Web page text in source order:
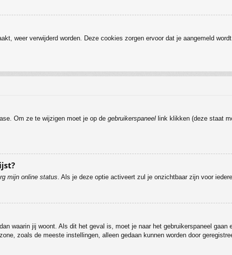
weer verwijderd worden. Deze cookies zorgen ervoor dat je aangemeld
Om ze te wijzigen moet je op de gebruikerspaneel link klikken (deze staat
mijn online status . Als je deze optie activeert zul je onzichtbaar zijn voor
waarin jij woont. Als dit het geval is, moet je naar het gebruikerspaneel
zoals de meeste instellingen, alleen gedaan kunnen worden door